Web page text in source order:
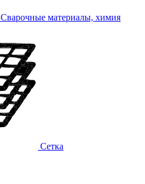
Сварочные материалы, химия
Сетка